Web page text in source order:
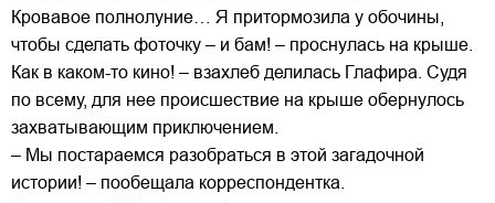
Кровавое полнолуние… Я притормозила у обочины,
чтобы сделать фоточку – и бам! – проснулась на крыше.
Как в каком-то кино! – взахлеб делилась Глафира. Судя
по всему, для нее происшествие на крыше обернулось
захватывающим приключением.
– Мы постараемся разобраться в этой загадочной
истории! – пообещала корреспондентка.